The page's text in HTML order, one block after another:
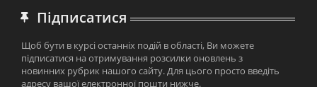
Підписатися
Щоб бути в курсі останніх подій в області, Ви можете
підписатися на отримування розсилки оновлень з
новинних рубрик нашого сайту. Для цього просто введіть
адресу вашої електронної пошти нижче.